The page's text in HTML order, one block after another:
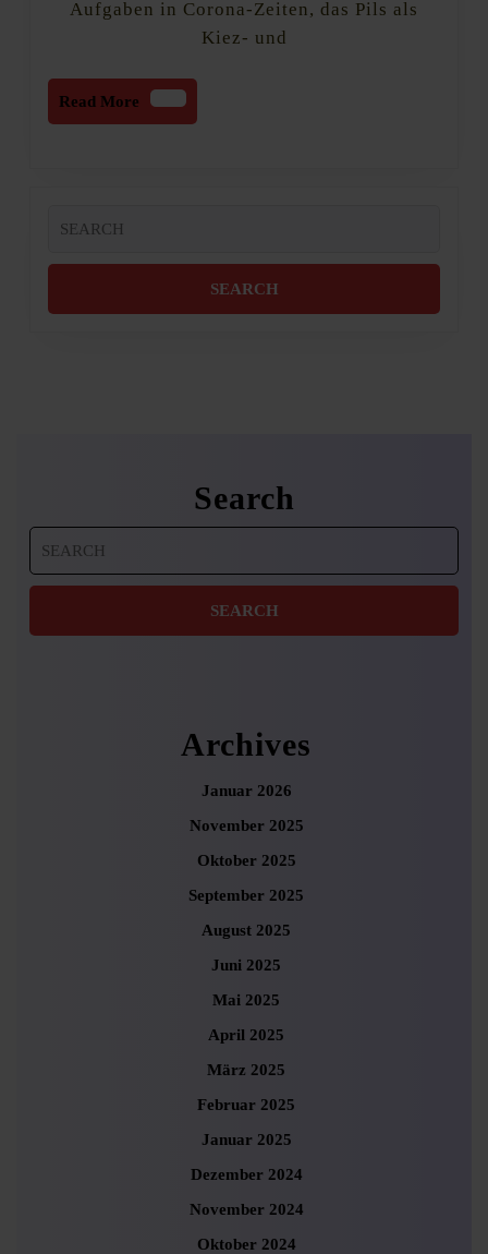
Aufgaben in Corona-Zeiten, das Pils als
Kiez- und
Read More
Read
More
for:
Search
for:
Archives
Januar 2026
November 2025
Oktober 2025
September 2025
August 2025
Juni 2025
Mai 2025
April 2025
März 2025
Februar 2025
Januar 2025
Dezember 2024
November 2024
Oktober 2024